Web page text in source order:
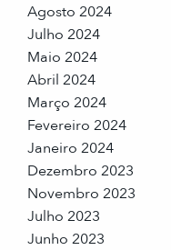
Agosto 2024
Julho 2024
Maio 2024
Abril 2024
Março 2024
Fevereiro 2024
Janeiro 2024
Dezembro 2023
Novembro 2023
Julho 2023
Junho 2023